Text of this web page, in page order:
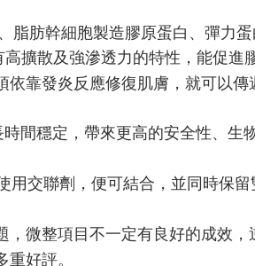
肪幹細胞製造膠原蛋白、彈力蛋
擴散及強滲透力的特性，能促進
靠發炎反應修復肌膚，就可以傳
間穩定，帶來更高的安全性、生
用交聯劑，便可結合，並同時保
，微整項目不一定有良好的成效
好評。